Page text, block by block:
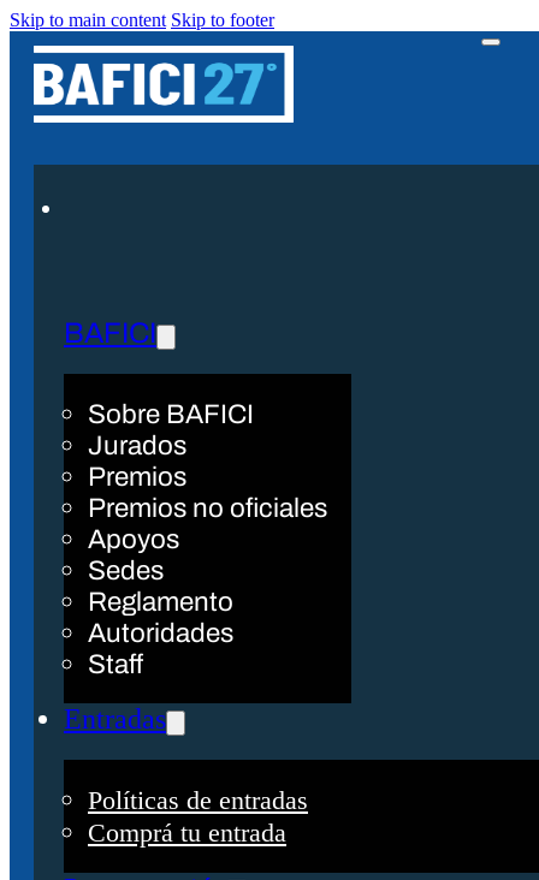
Skip to main content Skip to footer
BAFICI
Sobre BAFICI
Jurados
Premios
Premios no oficiales
Apoyos
Sedes
Reglamento
Autoridades
Staff
Entradas
Políticas de entradas
Comprá tu entrada